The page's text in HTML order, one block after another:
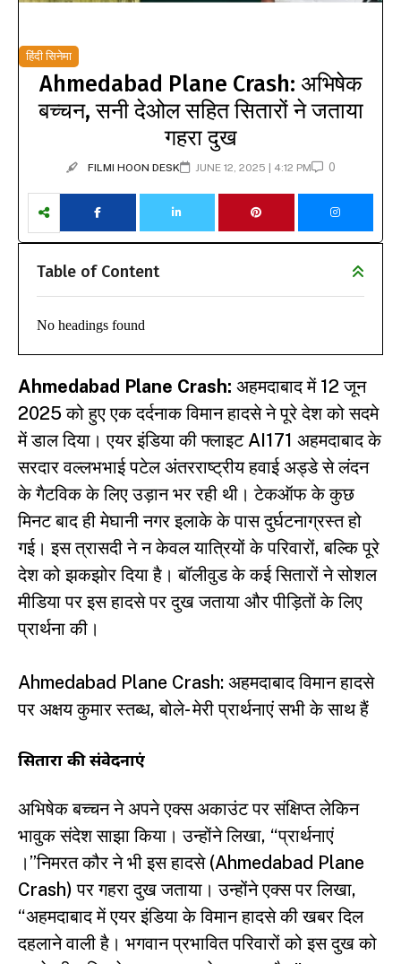
हिंदी सिनेमा
Ahmedabad Plane Crash: अभिषेक
बच्चन, सनी देओल सहित सितारों ने जताया
गहरा दुख
FILMI HOON DESK JUNE 12, 2025 | 4:12 PM 0
Table of Content
No headings found
Ahmedabad Plane Crash: अहमदाबाद में 12 जून
2025 को हुए एक दर्दनाक विमान हादसे ने पूरे देश को सदमे
में डाल दिया। एयर इंडिया की फ्लाइट AI171 अहमदाबाद के
सरदार वल्लभभाई पटेल अंतरराष्ट्रीय हवाई अड्डे से लंदन
के गैटविक के लिए उड़ान भर रही थी। टेकऑफ के कुछ
मिनट बाद ही मेघानी नगर इलाके के पास दुर्घटनाग्रस्त हो
गई। इस त्रासदी ने न केवल यात्रियों के परिवारों, बल्कि पूरे
देश को झकझोर दिया है। बॉलीवुड के कई सितारों ने सोशल
मीडिया पर इस हादसे पर दुख जताया और पीड़ितों के लिए
प्रार्थना की।
Ahmedabad Plane Crash: अहमदाबाद विमान हादसे
पर अक्षय कुमार स्तब्ध, बोले- मेरी प्रार्थनाएं सभी के साथ हैं
सितारों की संवेदनाएं
अभिषेक बच्चन ने अपने एक्स अकाउंट पर संक्षिप्त लेकिन
भावुक संदेश साझा किया। उन्होंने लिखा, “प्रार्थनाएं
।”निमरत कौर ने भी इस हादसे (Ahmedabad Plane
Crash) पर गहरा दुख जताया। उन्होंने एक्स पर लिखा,
“अहमदाबाद में एयर इंडिया के विमान हादसे की खबर दिल
दहलाने वाली है। भगवान प्रभावित परिवारों को इस दुख को